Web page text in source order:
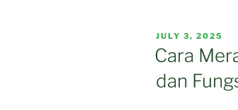
POSTED
ON
JULY 3, 2025
Cara
dan